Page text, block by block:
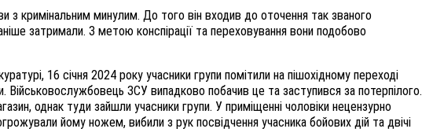
кримінальним минулим. До того він входив до оточення так званого
затримали. З метою конспірації та переховування вони подобово
16 січня 2024 року учасники групи помітили на пішохідному переході
ЗСУ випадково побачив це та заступився за потерпілого.
однак туди зайшли учасники групи. У приміщенні чоловіки нецензурно
йому ножем, вибили з рук посвідчення учасника бойових дій та двічі